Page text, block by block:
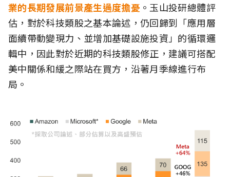
業的長期發展前景產生過度擔憂 。玉山投研總體評
估，對於科技類股之基本論述，仍回歸到「應用層
面續帶動變現力、並增加基礎設施投資」的循環邏
輯中，因此對於近期的科技類股修正，建議可搭配
美中關係和緩之際站在買方，沿著月季線進行布
局。